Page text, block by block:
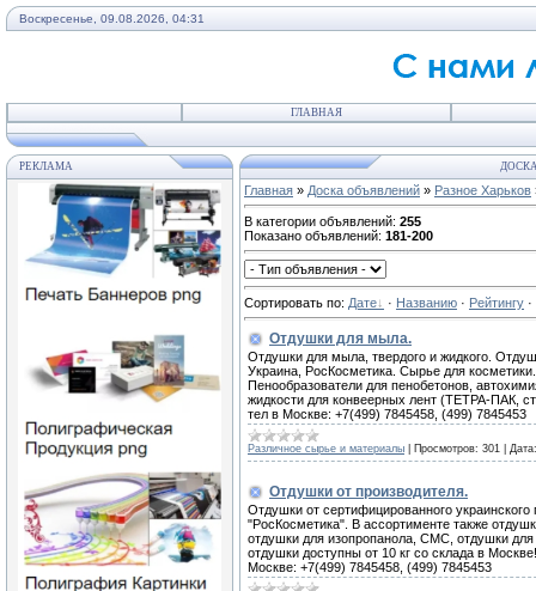
Воскресенье, 09.08.2026, 04:31
ГЛАВНАЯ
РЕКЛАМА
Главная » Доска объявлений » Разное Харьков
В категории объявлений: 255
Показано объявлений: 181-200
Сортировать по: Дате · Названию · Рейтингу ·
Отдушки для мыла.
Отдушки для мыла, твердого и жидкого.
Украина, РосКосметика. Сырье для
Пенообразователи для пенобетонов,
жидкости для конвеерных лент (ТЕТРА-ПАК,
тел в Москве: +7(499) 7845458, (499) 7845453
Различное сырье и материалы Просмотров: 301 Дата:
Отдушки от производителя.
Отдушки от сертифицированного
"РосКосметика". В ассортименте также
отдушки для изопропанола, СМС, отдушки для
отдушки доступны от 10 кг со склада в
Москве: +7(499) 7845458, (499) 7845453